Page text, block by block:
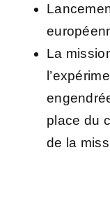
La
place du
de la